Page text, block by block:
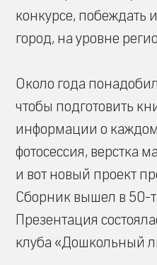
конкурсе, побеждать
город, на уровне
Около года
чтобы подготовить
информации о каждом
фотосессия, верстка
и вот новый проект
Сборник вышел в 50-
Презентация
клуба «Дошкольный